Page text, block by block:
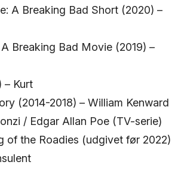
A Breaking Bad Short (2020) –
A Breaking Bad Movie (2019) –
– Kurt
(2014-2018) – William Kenward
/ Edgar Allan Poe (TV-serie)
of the Roadies (udgivet før 2022)